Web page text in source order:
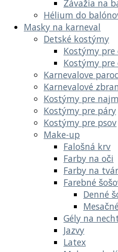
Závažia na
Hélium do
Masky na karneval
Detské kostýmy
Kostýmy pre
Kostýmy
Karnevalove
Karnevalové
Kostýmy pre
Kostýmy pre páry
Kostýmy pre psov
Make-up
Falošná krv
Farby na oči
Farby na
Farebné
Denné
Gély na
Jazvy
Latex